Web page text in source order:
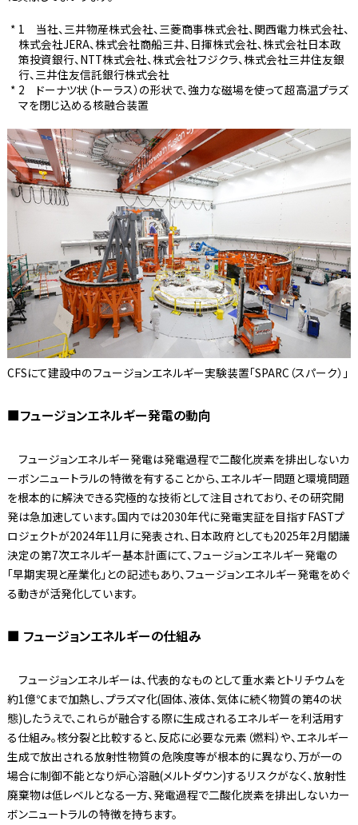
1 当社、三井物産株式会社、三菱商事株式会社、関西電力株式会社、
株式会社JERA、株式会社商船三井、日揮株式会社、株式会社日本政
策投資銀行、NTT株式会社、株式会社フジクラ、株式会社三井住友銀
行、三井住友信託銀行株式会社
2 ドーナツ状（トーラス）の形状で、強力な磁場を使って超高温プラズ
マを閉じ込める核融合装置
CFSにて建設中のフュージョンエネルギー実験装置「SPARC（スパーク）」
■フュージョンエネルギー発電の動向
フュージョンエネルギー発電は発電過程で二酸化炭素を排出しないカ
ーボンニュートラルの特徴を有することから、エネルギー問題と環境問題
を根本的に解決できる究極的な技術として注目されており、その研究開
発は急加速しています。国内では2030年代に発電実証を目指すFASTプ
ロジェクトが2024年11月に発表され、日本政府としても2025年2月閣議
決定の第7次エネルギー基本計画にて、フュージョンエネルギー発電の
「早期実現と産業化」との記述もあり、フュージョンエネルギー発電をめぐ
る動きが活発化しています。
■ フュージョンエネルギーの仕組み
フュージョンエネルギーは、代表的なものとして重水素とトリチウムを
約1億℃まで加熱し、プラズマ化(固体、液体、気体に続く物質の第4の状
態)したうえで、これらが融合する際に生成されるエネルギーを利活用す
る仕組み。核分裂と比較すると、反応に必要な元素（燃料）や、エネルギー
生成で放出される放射性物質の危険度等が根本的に異なり、万が一の
場合に制御不能となり炉心溶融(メルトダウン)するリスクがなく、放射性
廃棄物は低レベルとなる一方、発電過程で二酸化炭素を排出しないカー
ボンニュートラルの特徴を持ちます。